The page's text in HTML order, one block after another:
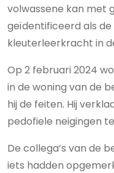
volwassene kan met
geïdentificeerd als de
kleuterleerkracht in
Op 2 februari 2024
in de woning van de
hij de feiten. Hij
pedofiele neigingen
De collega’s van de
iets hadden